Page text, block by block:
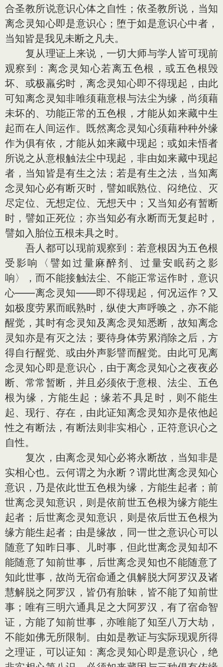
合圣教所说意识心体之自性；依圣教所说，当知
离念灵知心即是意识心；堕于如是意识心中者，
当知皆是我见未断之凡夫。
复从理证上来说，一切大师与学人皆可现前
观察到：离念灵知心若离五色根，或五色根毁
坏、或极羸劣时，离念灵知心即不得现起，由此
可知离念灵知非唯须藉意根与法尘为缘，尚须藉
未坏的、功能正常的五色根，才能从如来藏中生
起而在人间运作。既然离念灵知心须藉种种外缘
作为俱有依，才能从如来藏中现起；或如未悟者
所说之从意根触法尘中现起，非由如来藏中现起
者，当知皆是有生之法；若是有生之法，当知离
念灵知心必有断灭时，譬如眠熟位、闷绝位、灭
尽定位、无想定位、无想天中；又当知必有暂断
时，譬如正死位；亦当知必有永断而无复起时，
譬如入胎位五根未具之时。
吾人都可以现前观察到：若意根因为五色根
受影响〈譬如过量麻醉剂、过量安眠药之影
响〉，而不能接触法尘、不能正常运作时，意识
心——离念灵知——即不得现起，何况运作？又
如极度劳累而眠熟时，纵使大声呼唤之，亦不能
醒觉，其时有念灵知及离念灵知悉断，故知离念
灵知亦是有灭之法；要待身体劳累消除之后，方
得自行醒觉、或由外声影譬而醒觉。由此可见离
念灵知心即是意识心，由于离念灵知心之夜夜必
断、常常暂断，并且必须依于意根、法尘、五色
根为缘，方能生起；缘若不具足时，则不能生
起、现行、存在，由此证知离念灵知亦是依他起
性之有断法，有断法则非实相心，正符意识心之
自性。
复次，由离念灵知心必将永断故，当知非是
实相心也。云何谓之为永断？谓此世离念灵知心
意识，乃是依此世五色根为缘，方能生起者；前
世离念灵知意识，则是依前世五色根为缘方能生
起者；后世离念灵知意识，则是依后世五色根为
缘方能生起者；由是缘故，同一世之意识心可以
随意了知昨日事、儿时事，但此世离念灵知却不
能随意了知前世事，后世离念灵知也不能随意了
知此世事，故尚无宿命通之俱解脱大阿罗汉及诸
慧解脱之阿罗汉，皆仍有胎昧，皆不能了知前世
事；唯有三明六通具足之大阿罗汉，有了宿命智
证，方能了知前世事，亦唯能了知至八万大劫，
不能如佛无所限制。由如是教证与实际现观所得
之理证，可以证知：离念灵知心即是意识心，绝